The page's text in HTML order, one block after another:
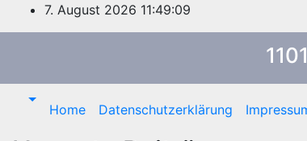
Inhalt
7. August 2026 11:49:09
Home Datenschutzerklärung